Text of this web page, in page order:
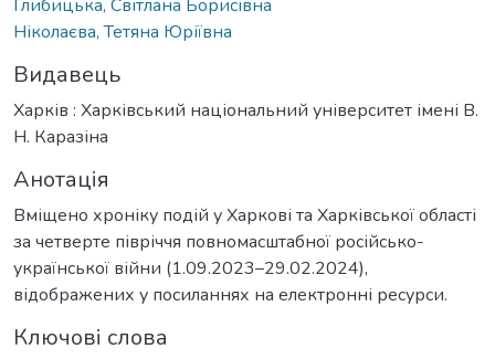
Глибицька, Світлана Борисівна
Ніколаєва, Тетяна Юріївна
Видавець
Харків : Харківський національний університет імені В.
Н. Каразіна
Анотація
Вміщено хроніку подій у Харкові та Харківської області
за четверте півріччя повномасштабної російсько-
української війни (1.09.2023–29.02.2024),
відображених у посиланнях на електронні ресурси.
Ключові слова